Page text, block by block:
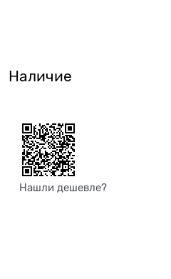
Наличие
Нашли дешевле?